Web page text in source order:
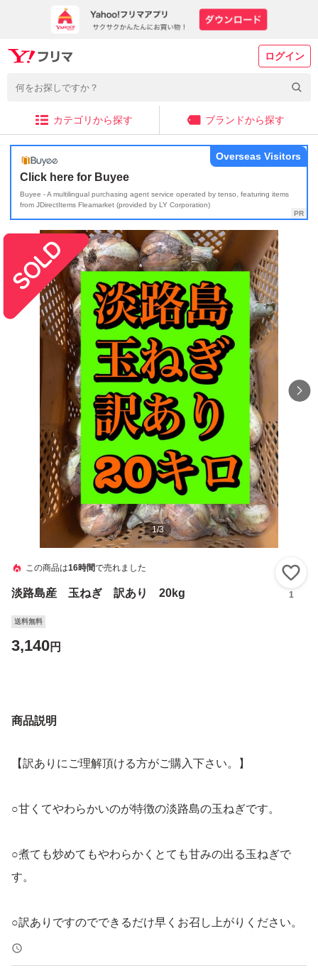
ログイン
カテゴリから探す ブランドから探す
Click here for Buyee
Buyee - A multilingual purchasing agent service operated by tenso, featuring items
from JDirectItems Fleamarket (provided by LY Corporation)
Overseas Visitors
1/3
この商品は16時間で売れました
淡路島産 玉ねぎ 訳あり 20kg 1
送料無料
3,140円
商品説明
【訳ありにご理解頂ける方がご購入下さい。】
○甘くてやわらかいのが特徴の淡路島の玉ねぎです。
○煮ても炒めてもやわらかくとても甘みの出る玉ねぎで
す。
○訳ありですのでできるだけ早くお召し上がりください。
○写真は訳ありのイメージです。その時々で大きさや形が